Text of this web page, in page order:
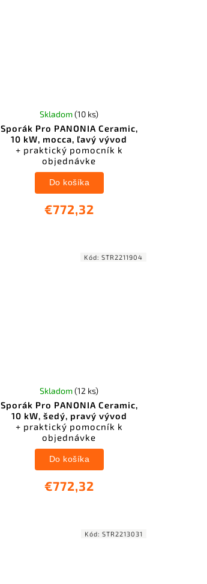
Sporák Pro PANONIA Ceramic,
10 kW, mocca, ľavý vývod
+ praktický pomocník k
objednávke
Skladom(10 ks)
€772,32
Do košíka
Sporák Pro PANONIA Ceramic,
10 kW, šedý, pravý vývod
+ praktický pomocník k
objednávke
Skladom(12 ks)
€772,32
Do košíka
Kód:STR2211904
Kód:STR2213031